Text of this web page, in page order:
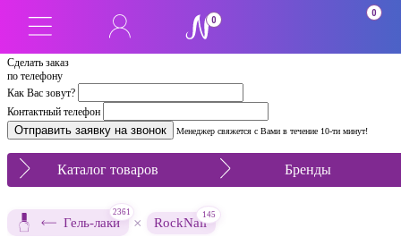
Сделать заказ
по телефону
Как Вас зовут?
Контактный телефон
Менеджер свяжется с Вами в течение 10-ти минут!
0
0
Каталог товаров Бренды
Гель-лаки
2361
× RockNail
145